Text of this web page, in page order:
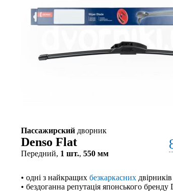
Пассажирский дворник
Denso Flat
Передний, 1 шт., 550 мм
• одні з найкращих безкаркасних двірників
• бездоганна репутація японського